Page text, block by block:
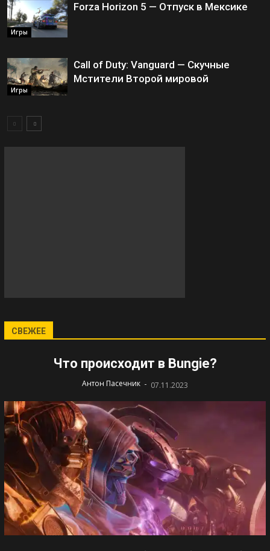
Игры
Forza Horizon 5 — Отпуск в Мексике
Игры
Call of Duty: Vanguard — Скучные
Мстители Второй мировой
СВЕЖЕЕ
Что происходит в Bungie?
Антон Пасечник - 07.11.2023